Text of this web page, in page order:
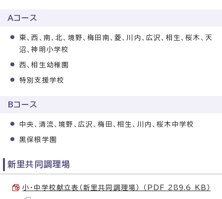
Aコース
東、西、南、北、境野、梅田南、菱、川内、広沢、相生、桜木、天
沼、神明小学校
西、相生幼稚園
特別支援学校
Bコース
中央、清流、境野、広沢、梅田、相生、川内、桜木中学校
黒保根学園
新里共同調理場
小・中学校献立表（新里共同調理場） （PDF 289.6 KB）